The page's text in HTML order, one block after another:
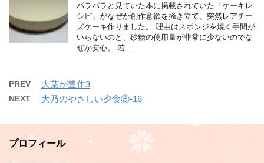
パラパラと見ていた本に掲載されていた「ケーキレ
シピ」がなぜか創作意欲を掻き立て、突然レアチー
ズケーキ作りました。 理由はスポンジを焼く手間が
いらないのと、砂糖の使用量が非常に少ないのでな
ぜか安心。 若 …
PREV 大葉が豊作3
NEXT 大乃のやさしい夕食⑤-18
プロフィール